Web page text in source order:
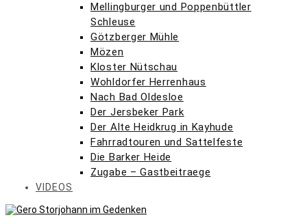
Mellingburger und Poppenbüttler
Schleuse
Götzberger Mühle
Mözen
Kloster Nütschau
Wohldorfer Herrenhaus
Nach Bad Oldesloe
Der Jersbeker Park
Der Alte Heidkrug in Kayhude
Fahrradtouren und Sattelfeste
Die Barker Heide
Zugabe – Gastbeitraege
VIDEOS